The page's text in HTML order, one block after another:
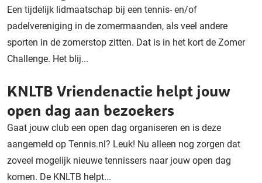
Een tijdelijk lidmaatschap bij een tennis- en/of
padelvereniging in de zomermaanden, als veel andere
sporten in de zomerstop zitten. Dat is in het kort de Zomer
Challenge. Het blij...
KNLTB Vriendenactie helpt jouw
open dag aan bezoekers
Gaat jouw club een open dag organiseren en is deze
aangemeld op Tennis.nl? Leuk! Nu alleen nog zorgen dat
zoveel mogelijk nieuwe tennissers naar jouw open dag
komen. De KNLTB helpt...